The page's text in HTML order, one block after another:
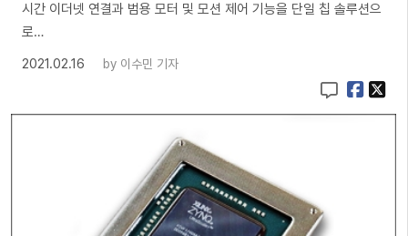
시간 이더넷 연결과 범용 모터 및 모션 제어 기능을 단일 칩 솔루션으
로…
2021.02.16
by 이수민 기자